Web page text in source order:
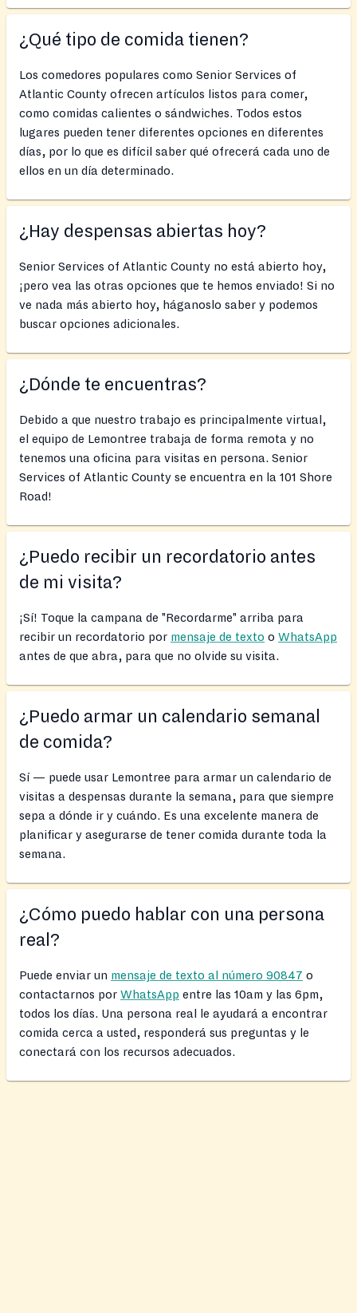
¿Qué tipo de comida tienen?
Los comedores populares como Senior Services of
Atlantic County ofrecen artículos listos para comer,
como comidas calientes o sándwiches. Todos estos
lugares pueden tener diferentes opciones en diferentes
días, por lo que es difícil saber qué ofrecerá cada uno de
ellos en un día determinado.
¿Hay despensas abiertas hoy?
Senior Services of Atlantic County no está abierto hoy,
¡pero vea las otras opciones que te hemos enviado! Si no
ve nada más abierto hoy, háganoslo saber y podemos
buscar opciones adicionales.
¿Dónde te encuentras?
Debido a que nuestro trabajo es principalmente virtual,
el equipo de Lemontree trabaja de forma remota y no
tenemos una oficina para visitas en persona. Senior
Services of Atlantic County se encuentra en la 101 Shore
Road!
¿Puedo recibir un recordatorio antes
de mi visita?
¡Sí! Toque la campana de "Recordarme" arriba para
recibir un recordatorio por mensaje de texto o WhatsApp
antes de que abra, para que no olvide su visita.
¿Puedo armar un calendario semanal
de comida?
Sí — puede usar Lemontree para armar un calendario de
visitas a despensas durante la semana, para que siempre
sepa a dónde ir y cuándo. Es una excelente manera de
planificar y asegurarse de tener comida durante toda la
semana.
¿Cómo puedo hablar con una persona
real?
Puede enviar un mensaje de texto al número 90847 o
contactarnos por WhatsApp entre las 10am y las 6pm,
todos los días. Una persona real le ayudará a encontrar
comida cerca a usted, responderá sus preguntas y le
conectará con los recursos adecuados.